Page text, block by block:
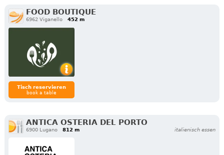
FOOD BOUTIQUE
6962 Viganello 452 m
Tisch reservieren
book a table
ANTICA OSTERIA DEL PORTO
6900 Lugano 812 m italienisch essen